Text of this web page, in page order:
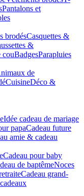
Pantalons et
brodésCasquettes &
&
couBadgesParapluies
de
CuisineDéco &
Idée cadeau de mariage​
papaCadeau future
amie & cadeau
Cadeau pour baby
de baptêmeNoces
Cadeau grand-